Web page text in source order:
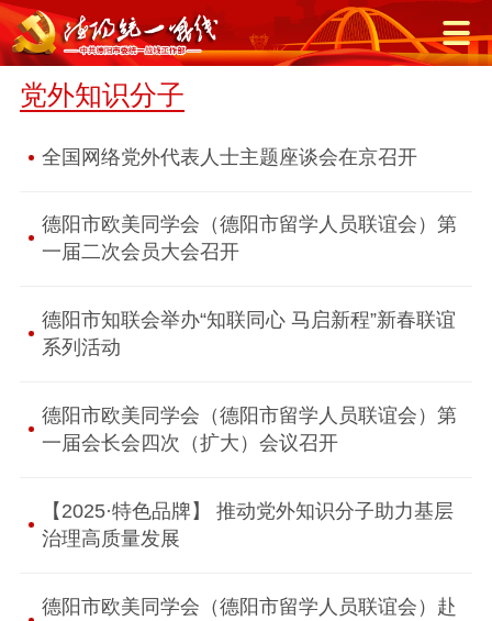
党外知识分子
全国网络党外代表人士主题座谈会在京召开
德阳市欧美同学会（德阳市留学人员联谊会）第
一届二次会员大会召开
德阳市知联会举办“知联同心 马启新程”新春联谊
系列活动
德阳市欧美同学会（德阳市留学人员联谊会）第
一届会长会四次（扩大）会议召开
【2025·特色品牌】 推动党外知识分子助力基层
治理高质量发展
德阳市欧美同学会（德阳市留学人员联谊会）赴